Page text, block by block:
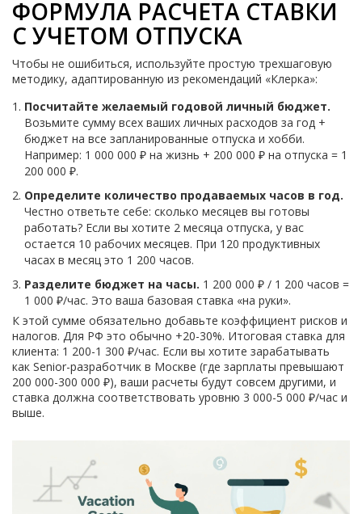
ФОРМУЛА РАСЧЕТА СТАВКИ
С УЧЕТОМ ОТПУСКА
Чтобы не ошибиться, используйте простую трехшаговую
методику, адаптированную из рекомендаций «Клерка»:
Посчитайте желаемый годовой личный бюджет.
Возьмите сумму всех ваших личных расходов за год +
бюджет на все запланированные отпуска и хобби.
Например: 1 000 000 ₽ на жизнь + 200 000 ₽ на отпуска = 1
200 000 ₽.
Определите количество продаваемых часов в год.
Честно ответьте себе: сколько месяцев вы готовы
работать? Если вы хотите 2 месяца отпуска, у вас
остается 10 рабочих месяцев. При 120 продуктивных
часах в месяц это 1 200 часов.
Разделите бюджет на часы. 1 200 000 ₽ / 1 200 часов =
1 000 ₽/час. Это ваша базовая ставка «на руки».
К этой сумме обязательно добавьте коэффициент рисков и
налогов. Для РФ это обычно +20-30%. Итоговая ставка для
клиента: 1 200-1 300 ₽/час. Если вы хотите зарабатывать
как Senior-разработчик в Москве (где зарплаты превышают
200 000-300 000 ₽), ваши расчеты будут совсем другими, и
ставка должна соответствовать уровню 3 000-5 000 ₽/час и
выше.